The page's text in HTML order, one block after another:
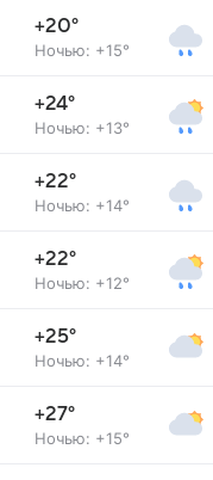
+20°
Ночью: +15°
+24°
Ночью: +13°
+22°
Ночью: +14°
+22°
Ночью: +12°
+25°
Ночью: +14°
+27°
Ночью: +15°